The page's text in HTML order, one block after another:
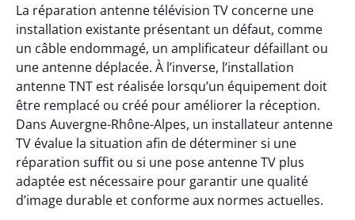
La réparation antenne télévision TV concerne une
installation existante présentant un défaut, comme
un câble endommagé, un amplificateur défaillant ou
une antenne déplacée. À l’inverse, l’installation
antenne TNT est réalisée lorsqu’un équipement doit
être remplacé ou créé pour améliorer la réception.
Dans Auvergne-Rhône-Alpes, un installateur antenne
TV évalue la situation afin de déterminer si une
réparation suffit ou si une pose antenne TV plus
adaptée est nécessaire pour garantir une qualité
d’image durable et conforme aux normes actuelles.